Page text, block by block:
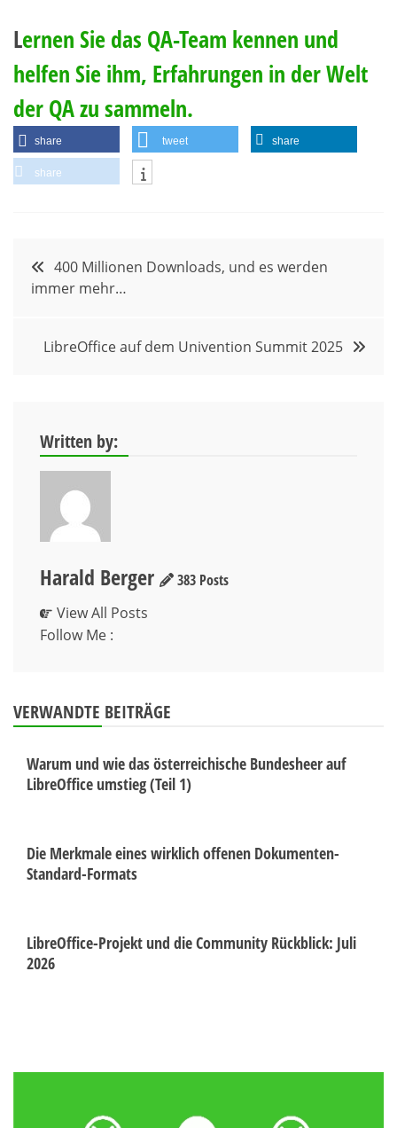
Lernen Sie das QA-Team kennen und
helfen Sie ihm, Erfahrungen in der Welt
der QA zu sammeln.
share tweet share
share
Beitragsnavigation
400 Millionen Downloads, und es werden
immer mehr…
LibreOffice auf dem Univention Summit 2025
Written by:
Harald Berger
383 Posts
View All Posts
Follow Me :
VERWANDTE BEITRÄGE
Warum und wie das österreichische Bundesheer auf
LibreOffice umstieg (Teil 1)
Die Merkmale eines wirklich offenen Dokumenten-
Standard-Formats
LibreOffice-Projekt und die Community Rückblick: Juli
2026